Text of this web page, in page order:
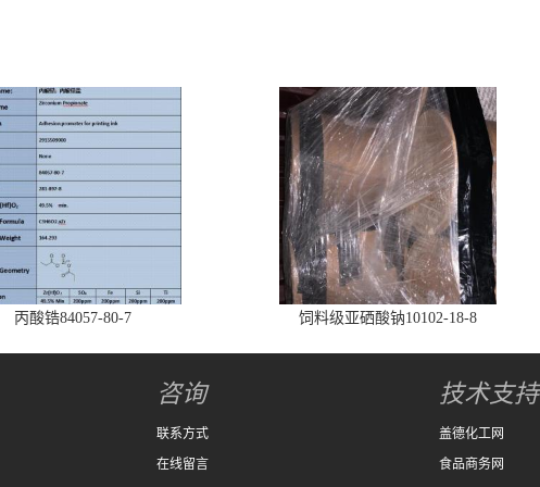
丙酸锆84057-80-7 饲料级亚硒酸钠10102-18-8
咨询
联系方式
在线留言
技术支持
盖德化工网
食品商务网